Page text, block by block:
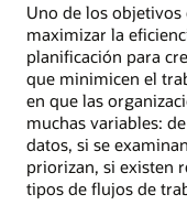
Uno de los objetivos
maximizar la
planificación para
que minimicen el
en que las
muchas variables:
datos, si se
priorizan, si existen
tipos de flujos de